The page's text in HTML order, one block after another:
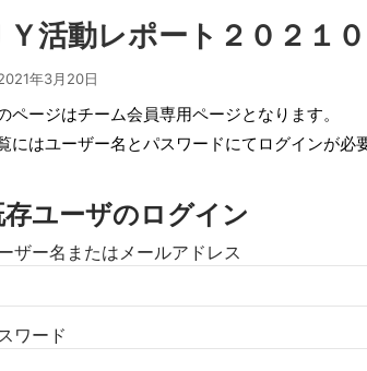
Ｙ活動レポート２０２１
年3月20日
ページはチーム会員専用ページとなります。
にはユーザー名とパスワードにてログインが必
存ユーザのログイン
ザー名またはメールアドレス
ワード